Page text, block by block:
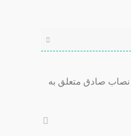
نصاب صادق متعلق به